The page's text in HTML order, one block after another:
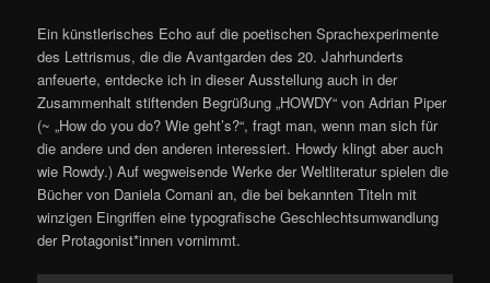
Ein künstlerisches Echo auf die poetischen Sprachexperimente
des Lettrismus, die die Avantgarden des 20. Jahrhunderts
anfeuerte, entdecke ich in dieser Ausstellung auch in der
Zusammenhalt stiftenden Begrüßung „HOWDY“ von Adrian Piper
(~ „How do you do? Wie geht’s?“, fragt man, wenn man sich für
die andere und den anderen interessiert. Howdy klingt aber auch
wie Rowdy.) Auf wegweisende Werke der Weltliteratur spielen die
Bücher von Daniela Comani an, die bei bekannten Titeln mit
winzigen Eingriffen eine typografische Geschlechtsumwandlung
der Protagonist*innen vornimmt.